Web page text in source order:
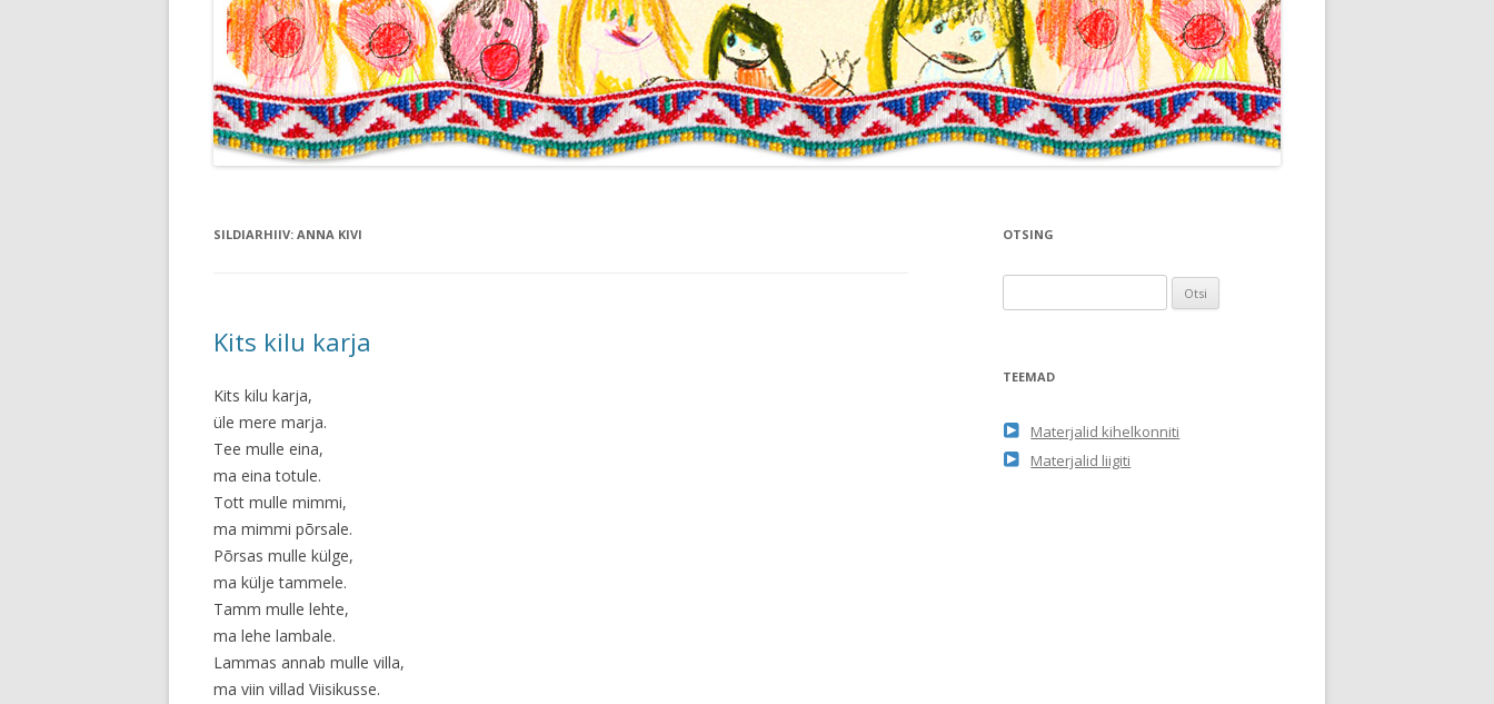
RAHVAJUTTUDELE
RAHVAJUTTUDE NIMEKIRI
SILDIARHIIV: ANNA KIVI
Kits kilu karja
Kits kilu karja,
üle mere marja.
Tee mulle eina,
ma eina totule.
Tott mulle mimmi,
ma mimmi põrsale.
Põrsas mulle külge,
ma külje tammele.
Tamm mulle lehte,
ma lehe lambale.
Lammas annab mulle villa,
ma viin villad Viisikusse.
OTSING
t
iTEEMAD
Materjalid kihelkonniti
Materjalid liigiti